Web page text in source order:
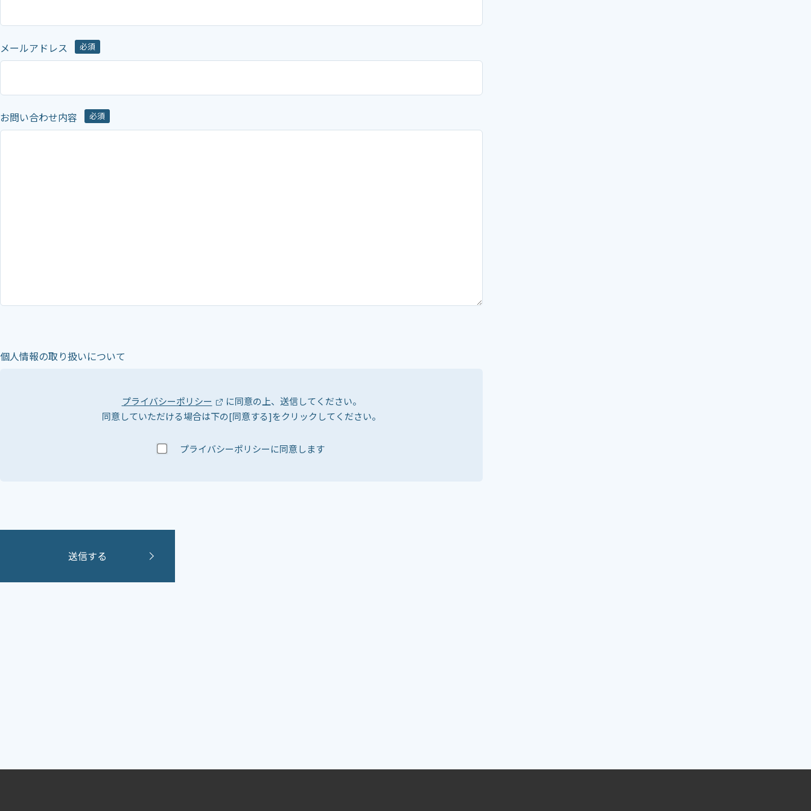
メールアドレス 必須
お問い合わせ内容 必須
個人情報の取り扱いについて
プライバシーポリシー
に同意の上、送信してください。
同意していただける場合は下の[同意する]をクリックしてください。
プライバシーポリシーに同意します